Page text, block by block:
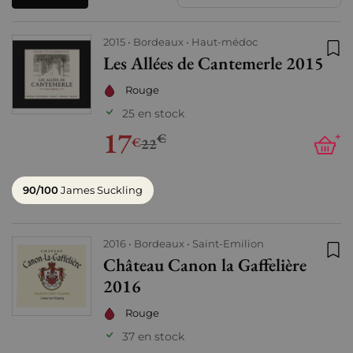
2015 Bordeaux Haut-médoc
Les Allées de Cantemerle 2015
Rouge
25 en stock
17€22€ +
90/100James Suckling
2016 Bordeaux Saint-Emilion
Château Canon la Gaffelière
2016
Rouge
37 en stock